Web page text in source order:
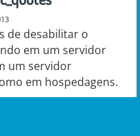
de desabilitar o
em um servidor
um servidor
em hospedagens.